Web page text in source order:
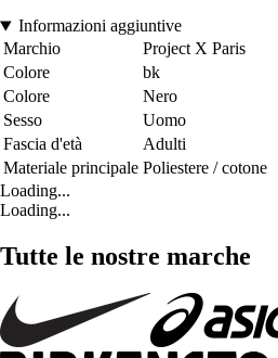
Informazioni aggiuntive
Marchio
Project X Paris
Colore
bk
Colore
Nero
Sesso
Uomo
Fascia d'età
Adulti
Materiale principale Poliestere / cotone
Loading...
Loading...
Tutte le nostre marche